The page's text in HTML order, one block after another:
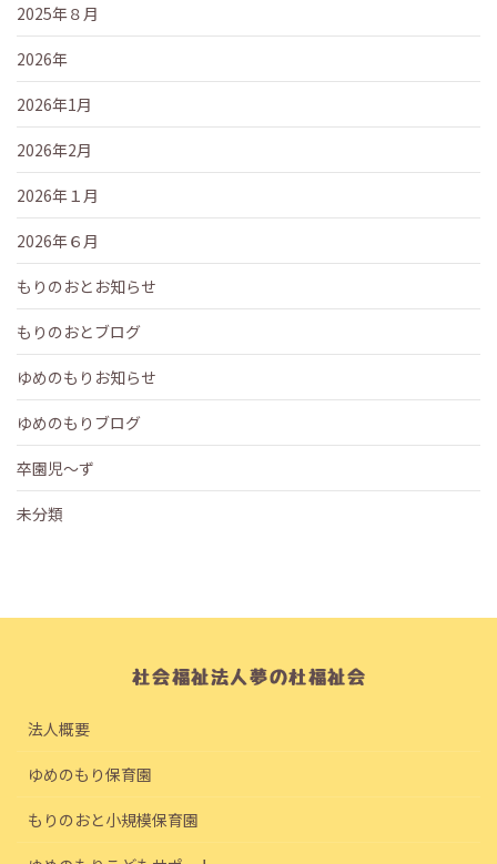
2025年８月
2026年
2026年1月
2026年2月
2026年１月
2026年６月
もりのおとお知らせ
もりのおとブログ
ゆめのもりお知らせ
ゆめのもりブログ
卒園児～ず
未分類
法人概要
ゆめのもり保育園
もりのおと小規模保育園